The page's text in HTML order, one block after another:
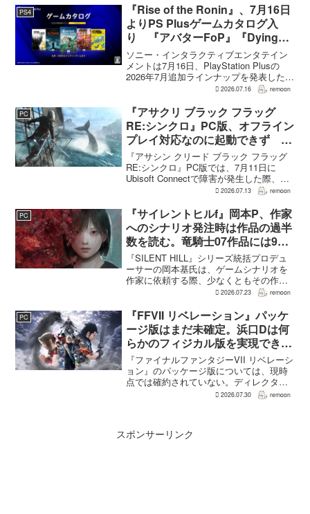
挙動、クールダウン時間、使いやすさが
見直され...
PS4
『Rise of the Ronin』、7月16日
よりPS Plusゲームカタログ入
り 『アバターFoP』『Dying
Light』なども順次配信
ソニー・インタラクティブエンタテイン
メントは7月16日、PlayStation Plusの
2026年7月追加ラインナップを発表した。
幕末の日本を舞台とするTeam NINJAのオ
the Ron...
2026.07.16 remoon
PC
『アサクリ ブラック フラッグ
RE:シンクロ』PC版、オフライン
プレイ対応なのに起動できず
Ubisoft Connect障害時に報告相
次ぐ
『アサシン クリード ブラック フラッグ
RE:シンクロ』PC版では、7月11日に
Ubisoft Connectで障害が発生した際、ゲ
ームを起動できないとの報告が相次い
きなかったという投稿もあり、影響は
全...
2026.07.13 remoon
PC
『サイレントヒルf』岡本P、作家
へのシナリオ発注時は作品の過半
数を読む。竜騎士07作品には9割
以上目を通す
『SILENT HILL』シリーズ統括プロデュ
ーサーの岡本基氏は、ゲームシナリオを
作家に依頼する際、少なくともその作家
の作品の過半数に目を通すという。作家
たうえで物語を任せるためだ。電ファミ
ニコゲーマーが...
2026.07.23 remoon
PC
『FFVII リベレーション』パッケ
ージ版はまだ未確定。浜口Dは何
らかのフィジカル版を実現できる
よう調整中
『ファイナルファンタジーVII リベレーシ
ョン』のパッケージ版については、現時
点では確約されていない。ディレクター
の浜口直樹氏によると、具体的な商品ラ
2026.07.30 remoon
スポンサーリンク